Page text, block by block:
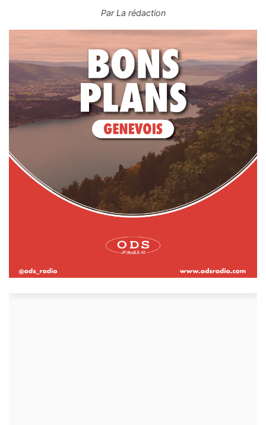
ParLa rédaction